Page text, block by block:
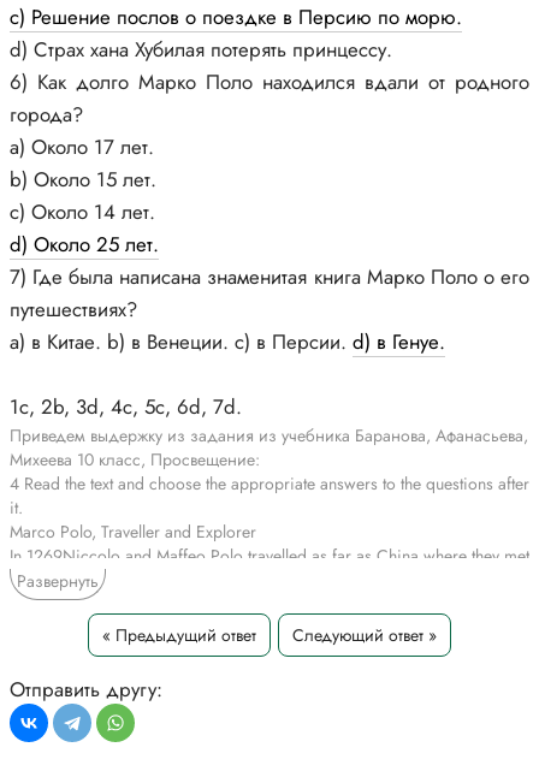
c) Решение послов о поездке в Персию по морю.
d) Страх хана Хубилая потерять принцессу.
6) Как долго Марко Поло находился вдали от родного
города?
a) Около 17 лет.
b) Около 15 лет.
c) Около 14 лет.
d) Около 25 лет.
7) Где была написана знаменитая книга Марко Поло о его
путешествиях?
а) в Китае. b) в Венеции. c) в Персии. d) в Генуе.
1c, 2b, 3d, 4c, 5c, 6d, 7d.
Приведем выдержку из задания из учебника Баранова, Афанасьева,
Михеева 10 класс, Просвещение:
4 Read the text and choose the appropriate answers to the questions after
it.
Marco Polo, Traveller and Explorer
In 1269Niccolo and Maffeo Polo travelled as far as China where they met
the Emperor Kublai Khan. After the journey they returned to their native
city Venice. When they decided to go to China again some years later,
Niccolo’s son, Marco went with them.
It took them three years to reach China. When they at last arrived, they
were welcomed by the Emperor, who was much pleased by Marco, now
a handsome young man of twenty, and made him his attendant of honour.
For seventeen years Marco served the great ruler performing many
difficult duties, and gathering material for his famous book in which he
Развернуть
« Предыдущий ответ Следующий ответ »
Отправить другу: